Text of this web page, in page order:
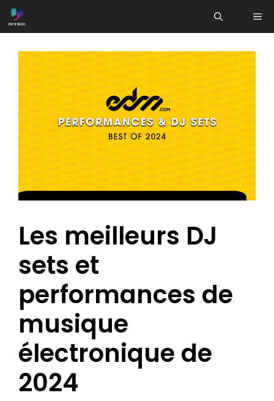
Aller
au
Les meilleurs DJ
sets et
performances de
musique
électronique de
2024